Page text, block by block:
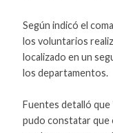
Según indicó el
los voluntarios
localizado en un
los departamentos.
Fuentes detalló que
pudo constatar que